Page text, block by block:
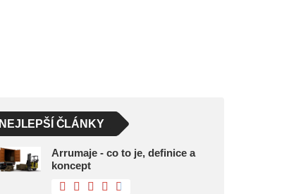
NEJLEPŠÍ ČLÁNKY
Arrumaje - co to je, definice a
koncept